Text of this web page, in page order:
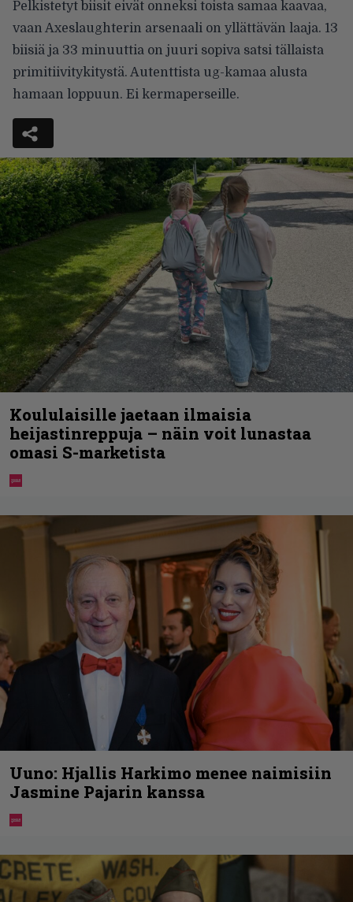
Pelkistetyt biisit eivät onneksi toista samaa kaavaa,
vaan Axeslaughterin arsenaali on yllättävän laaja. 13
biisiä ja 33 minuuttia on juuri sopiva satsi tällaista
primitiivitykitystä. Autenttista ug-kamaa alusta
hamaan loppuun. Ei kermaperseille.
Koululaisille jaetaan ilmaisia
heijastinreppuja – näin voit lunastaa
omasi S-marketista
Uuno: Hjallis Harkimo menee naimisiin
Jasmine Pajarin kanssa